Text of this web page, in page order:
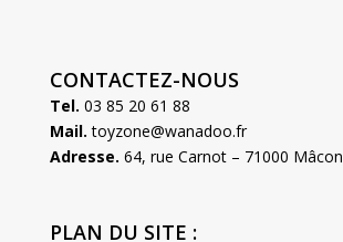
CONTACTEZ-NOUS
Tel. 03 85 20 61 88
Mail. toyzone@wanadoo.fr
Adresse. 64, rue Carnot – 71000 Mâcon
PLAN DU SITE :